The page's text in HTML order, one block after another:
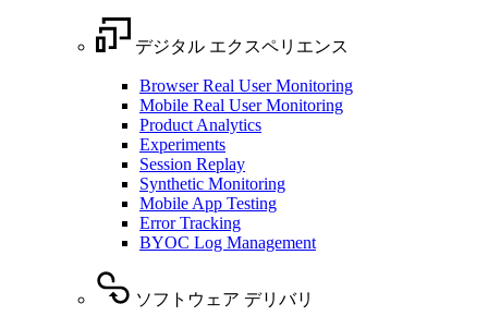
デジタル エクスペリエンス
Browser Real User Monitoring
Mobile Real User Monitoring
Product Analytics
Experiments
Session Replay
Synthetic Monitoring
Mobile App Testing
Error Tracking
BYOC Log Management
ソフトウェア デリバリ